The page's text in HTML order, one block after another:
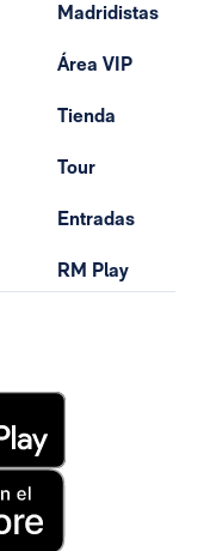
Madridistas
Área VIP
Tienda
Tour
Entradas
RM Play